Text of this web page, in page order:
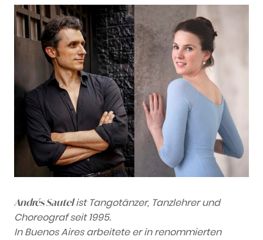
Andrés Sautelist Tangotänzer, Tanzlehrer und
Choreograf seit 1995.
In Buenos Aires arbeitete er in renommierten